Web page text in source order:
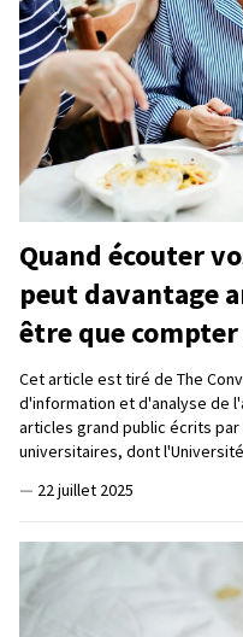
Quand écouter
peut davantage
être que
Cet article est tiré de The
d'information et d'analyse de
articles grand public écrits
universitaires, dont
— 22 juillet 2025